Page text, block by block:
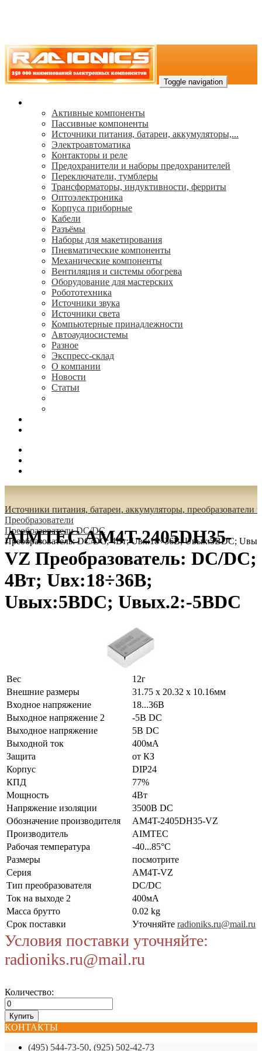
Toggle navigation
Активные компоненты
Пассивные компоненты
Источники питания, батареи, аккумуляторы,...
Электроавтоматика
Контакторы и реле
Предохранители и наборы предохранителей
Переключатели, тумблеры
Трансформаторы, индуктивности, ферриты
Oптоэлектроника
Корпуса приборные
Кабели
Разъёмы
Наборы для макетирования
Пневматические компоненты
Механические компоненты
Вентиляция и системы обогрева
Оборудование для мастерских
Робототехника
Источники звука
Источники света
Компьютерные принадлежности
Автоаудиосистемы
Разное
Экспресс-склад
О компании
Новости
Статьи
Источники питания, батареи, аккумуляторы, преобразователи
Преобразователи
Преобразователи DC/DC
Преобразователь: DC/DC; 4Вт; Uвх:18÷36В; Uвых:5ВDC;
AIMTEC AM4T-2405DH35-
VZ Преобразователь: DC/DC;
4Вт; Uвх:18÷36В;
Uвых:5ВDC; Uвых.2:-5ВDC
Вес
12г
Внешние размеры
31.75 x 20.32 x 10.16мм
Входное напряжение
18...36В
Выходное напряжение 2
-5В DC
Выходное напряжение
5В DC
Выходной ток
400мА
Защита
от КЗ
Корпус
DIP24
КПД
77%
Мощность
4Вт
Напряжение изоляции
3500В DC
Обозначение производителя
AM4T-2405DH35-VZ
Производитель
AIMTEC
Рабочая температура
-40...85°C
Размеры
посмотрите
Серия
AM4T-VZ
Тип преобразователя
DC/DC
Ток на выходе 2
400мА
Масса брутто
0.02 kg
Срок поставки
Уточняйте radioniks.ru@mail.ru
Условия поставки уточняйте:
radioniks.ru@mail.ru
Количество:
КОНТАКТЫ
(495) 544-73-50, (925) 502-42-73